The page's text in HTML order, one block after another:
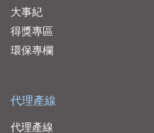
大事紀
得獎專區
環保專欄
代理產線
代理產線